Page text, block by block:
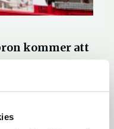
kommer att
Södertälje